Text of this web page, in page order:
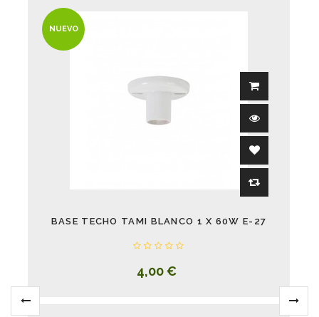
NUEVO
BASE TECHO TAMI BLANCO 1 X 60W E-27
4,00 €